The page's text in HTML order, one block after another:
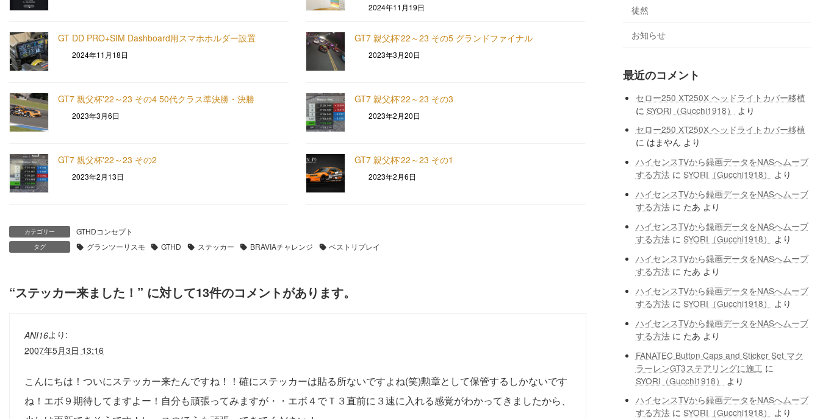
2024年11月19日
GT DD PRO+SIM Dashboard用スマホホルダー設置
2024年11月18日
GT7 親父杯'22～23 その5 グランドファイナル
2023年3月20日
GT7 親父杯'22～23 その4 50代クラス準決勝・決勝
2023年3月6日
GT7 親父杯'22～23 その3
2023年2月20日
GT7 親父杯'22～23 その2
2023年2月13日
GT7 親父杯'22～23 その1
2023年2月6日
カテゴリー GTHDコンセプト
タグ グランツーリスモ GTHD ステッカー BRAVIAチャレンジ ベストリプレイ
“ステッカー来ました！ ” に対して13件のコメントがあります。
ANI16より:
2007年5月3日 13:16
こんにちは！ついにステッカー来たんですね！！確にステッカーは貼る所ないですよね(笑)勲章として保管するしかないです
ね！エボ９期待してますよー！自分も頑張ってみますが・・エボ４でＴ３直前に３速に入れる感覚がわかってきましたから、
徒然
お知らせ
最近のコメント
セロー250 XT250X ヘッドライトカバー移植
に SYORI（Gucchi1918）
より
セロー250 XT250X ヘッドライトカバー移植
に はまやん より
ハイセンスTVから録画データをNASへムーブ
する方法に SYORI（Gucchi1918）
より
ハイセンスTVから録画データをNASへムーブ
する方法に たあ より
ハイセンスTVから録画データをNASへムーブ
する方法に SYORI（Gucchi1918）
より
ハイセンスTVから録画データをNASへムーブ
する方法に たあ より
ハイセンスTVから録画データをNASへムーブ
する方法に SYORI（Gucchi1918）
より
ハイセンスTVから録画データをNASへムーブ
する方法に たあ より
FANATEC Button Caps and Sticker Set マク
ラーレンGT3ステアリングに施工 に
SYORI（Gucchi1918）
より
ハイセンスTVから録画データをNASへムーブ
する方法に SYORI（Gucchi1918） より